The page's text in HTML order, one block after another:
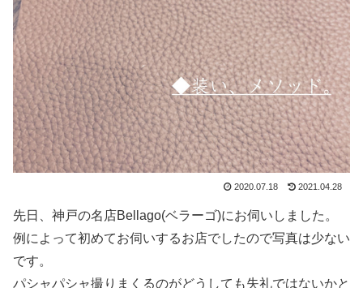
2020.07.18 2021.04.28
先日、神戸の名店Bellago(ベラーゴ)にお伺いしました。
例によって初めてお伺いするお店でしたので写真は少ない
です。
パシャパシャ撮りまくるのがどうしても失礼ではないかと